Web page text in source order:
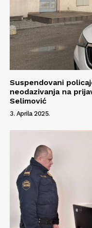
Info
O nama
Kontakt
Impressum
Suspendovani
neodazivanja na
Selimović
3. Aprila 2025.